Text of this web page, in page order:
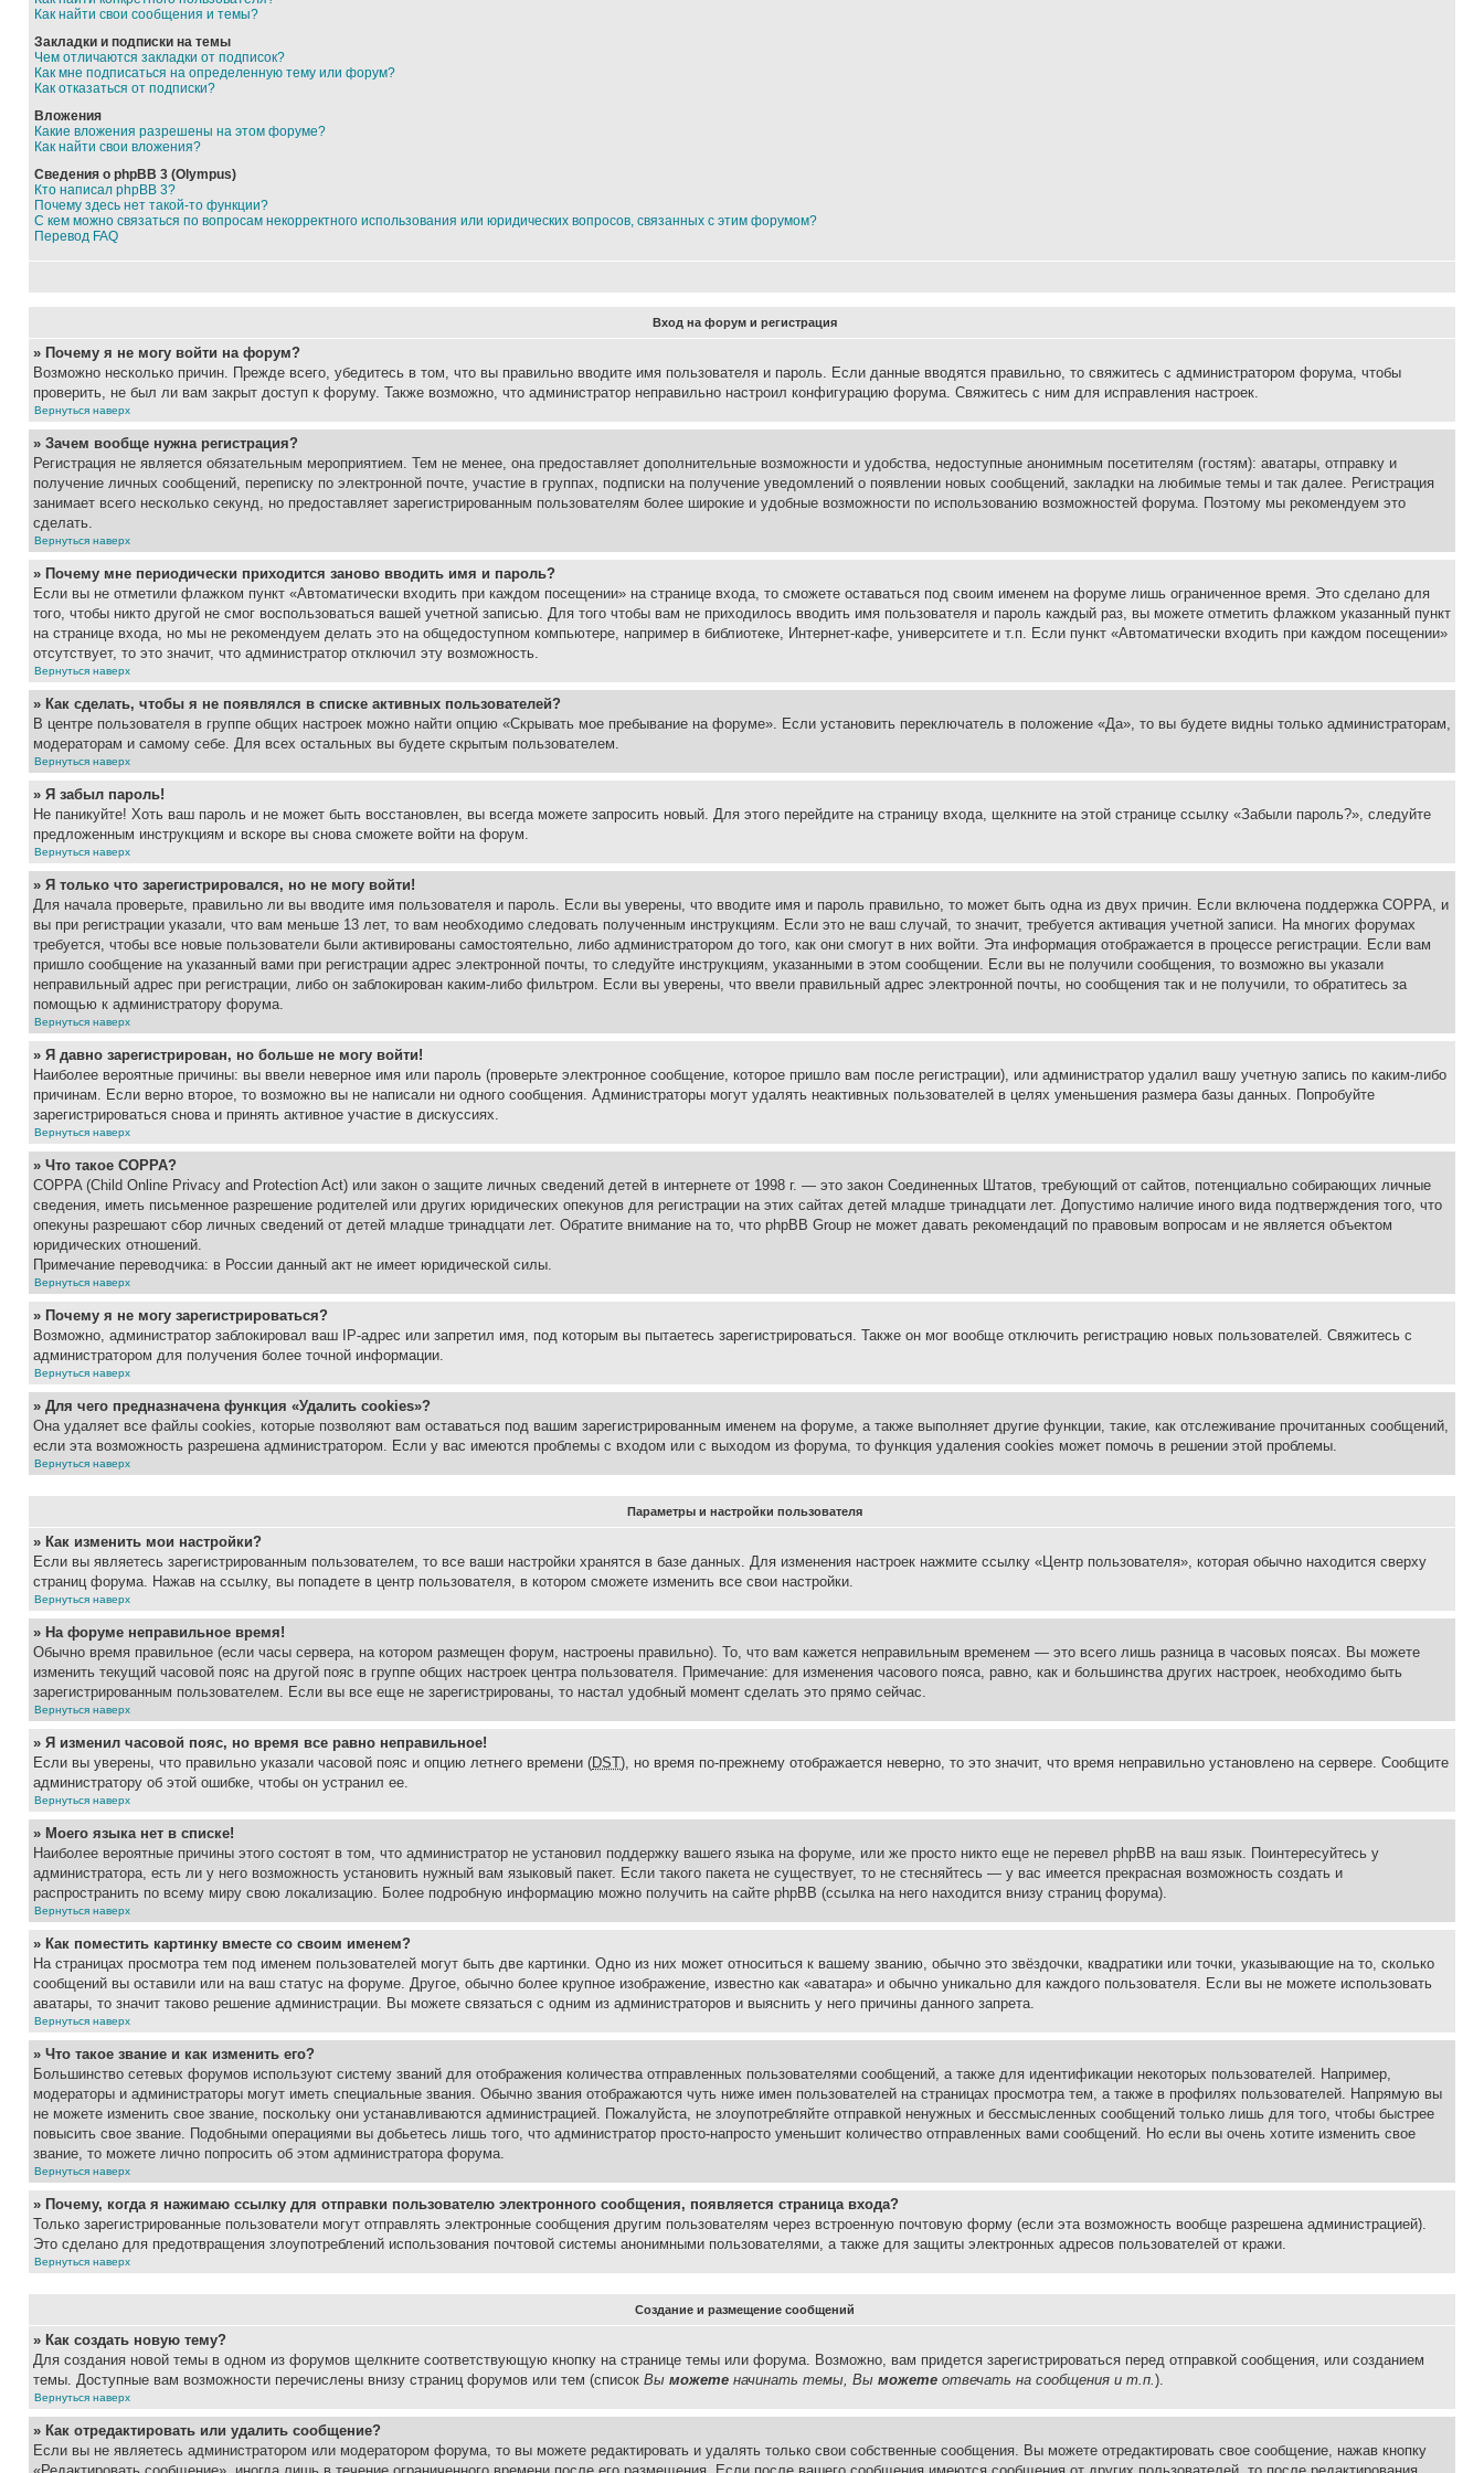
Как найти свои сообщения и темы?
Закладки и подписки на темы
Чем отличаются закладки от подписок?
Как мне подписаться на определенную тему или форум?
Как отказаться от подписки?
Вложения
Какие вложения разрешены на этом форуме?
Как найти свои вложения?
Сведения о phpBB 3 (Olympus)
Кто написал phpBB 3?
Почему здесь нет такой-то функции?
С кем можно связаться по вопросам некорректного использования или юридических вопросов, связанных с этим форумом?
Перевод FAQ
Вход на форум и регистрация
» Почему я не могу войти на форум?
Возможно несколько причин. Прежде всего, убедитесь в том, что вы правильно вводите имя пользователя и пароль. Если данные вводятся правильно, то свяжитесь с администратором форума, чтобы
проверить, не был ли вам закрыт доступ к форуму. Также возможно, что администратор неправильно настроил конфигурацию форума. Свяжитесь с ним для исправления настроек.
Вернуться наверх
» Зачем вообще нужна регистрация?
Регистрация не является обязательным мероприятием. Тем не менее, она предоставляет дополнительные возможности и удобства, недоступные анонимным посетителям (гостям): аватары, отправку и
получение личных сообщений, переписку по электронной почте, участие в группах, подписки на получение уведомлений о появлении новых сообщений, закладки на любимые темы и так далее. Регистрация
занимает всего несколько секунд, но предоставляет зарегистрированным пользователям более широкие и удобные возможности по использованию возможностей форума. Поэтому мы рекомендуем это
сделать.
Вернуться наверх
» Почему мне периодически приходится заново вводить имя и пароль?
Если вы не отметили флажком пункт «Автоматически входить при каждом посещении» на странице входа, то сможете оставаться под своим именем на форуме лишь ограниченное время. Это сделано для
того, чтобы никто другой не смог воспользоваться вашей учетной записью. Для того чтобы вам не приходилось вводить имя пользователя и пароль каждый раз, вы можете отметить флажком указанный пункт
на странице входа, но мы не рекомендуем делать это на общедоступном компьютере, например в библиотеке, Интернет-кафе, университете и т.п. Если пункт «Автоматически входить при каждом посещении»
отсутствует, то это значит, что администратор отключил эту возможность.
Вернуться наверх
» Как сделать, чтобы я не появлялся в списке активных пользователей?
В центре пользователя в группе общих настроек можно найти опцию «Скрывать мое пребывание на форуме». Если установить переключатель в положение «Да», то вы будете видны только администраторам,
модераторам и самому себе. Для всех остальных вы будете скрытым пользователем.
Вернуться наверх
» Я забыл пароль!
Не паникуйте! Хоть ваш пароль и не может быть восстановлен, вы всегда можете запросить новый. Для этого перейдите на страницу входа, щелкните на этой странице ссылку «Забыли пароль?», следуйте
предложенным инструкциям и вскоре вы снова сможете войти на форум.
Вернуться наверх
» Я только что зарегистрировался, но не могу войти!
Для начала проверьте, правильно ли вы вводите имя пользователя и пароль. Если вы уверены, что вводите имя и пароль правильно, то может быть одна из двух причин. Если включена поддержка COPPA, и
вы при регистрации указали, что вам меньше 13 лет, то вам необходимо следовать полученным инструкциям. Если это не ваш случай, то значит, требуется активация учетной записи. На многих форумах
требуется, чтобы все новые пользователи были активированы самостоятельно, либо администратором до того, как они смогут в них войти. Эта информация отображается в процессе регистрации. Если вам
пришло сообщение на указанный вами при регистрации адрес электронной почты, то следуйте инструкциям, указанными в этом сообщении. Если вы не получили сообщения, то возможно вы указали
неправильный адрес при регистрации, либо он заблокирован каким-либо фильтром. Если вы уверены, что ввели правильный адрес электронной почты, но сообщения так и не получили, то обратитесь за
помощью к администратору форума.
Вернуться наверх
» Я давно зарегистрирован, но больше не могу войти!
Наиболее вероятные причины: вы ввели неверное имя или пароль (проверьте электронное сообщение, которое пришло вам после регистрации), или администратор удалил вашу учетную запись по каким-либо
причинам. Если верно второе, то возможно вы не написали ни одного сообщения. Администраторы могут удалять неактивных пользователей в целях уменьшения размера базы данных. Попробуйте
зарегистрироваться снова и принять активное участие в дискуссиях.
Вернуться наверх
» Что такое COPPA?
COPPA (Child Online Privacy and Protection Act) или закон о защите личных сведений детей в интернете от 1998 г. — это закон Соединенных Штатов, требующий от сайтов, потенциально собирающих личные
сведения, иметь письменное разрешение родителей или других юридических опекунов для регистрации на этих сайтах детей младше тринадцати лет. Допустимо наличие иного вида подтверждения того, что
опекуны разрешают сбор личных сведений от детей младше тринадцати лет. Обратите внимание на то, что phpBB Group не может давать рекомендаций по правовым вопросам и не является объектом
юридических отношений.
Примечание переводчика: в России данный акт не имеет юридической силы.
Вернуться наверх
» Почему я не могу зарегистрироваться?
Возможно, администратор заблокировал ваш IP-адрес или запретил имя, под которым вы пытаетесь зарегистрироваться. Также он мог вообще отключить регистрацию новых пользователей. Свяжитесь с
администратором для получения более точной информации.
Вернуться наверх
» Для чего предназначена функция «Удалить cookies»?
Она удаляет все файлы cookies, которые позволяют вам оставаться под вашим зарегистрированным именем на форуме, а также выполняет другие функции, такие, как отслеживание прочитанных сообщений,
если эта возможность разрешена администратором. Если у вас имеются проблемы с входом или с выходом из форума, то функция удаления cookies может помочь в решении этой проблемы.
Вернуться наверх
Параметры и настройки пользователя
» Как изменить мои настройки?
Если вы являетесь зарегистрированным пользователем, то все ваши настройки хранятся в базе данных. Для изменения настроек нажмите ссылку «Центр пользователя», которая обычно находится сверху
страниц форума. Нажав на ссылку, вы попадете в центр пользователя, в котором сможете изменить все свои настройки.
Вернуться наверх
» На форуме неправильное время!
Обычно время правильное (если часы сервера, на котором размещен форум, настроены правильно). То, что вам кажется неправильным временем — это всего лишь разница в часовых поясах. Вы можете
изменить текущий часовой пояс на другой пояс в группе общих настроек центра пользователя. Примечание: для изменения часового пояса, равно, как и большинства других настроек, необходимо быть
зарегистрированным пользователем. Если вы все еще не зарегистрированы, то настал удобный момент сделать это прямо сейчас.
Вернуться наверх
» Я изменил часовой пояс, но время все равно неправильное!
Если вы уверены, что правильно указали часовой пояс и опцию летнего времени (DST), но время по-прежнему отображается неверно, то это значит, что время неправильно установлено на сервере. Сообщите
администратору об этой ошибке, чтобы он устранил ее.
Вернуться наверх
» Моего языка нет в списке!
Наиболее вероятные причины этого состоят в том, что администратор не установил поддержку вашего языка на форуме, или же просто никто еще не перевел phpBB на ваш язык. Поинтересуйтесь у
администратора, есть ли у него возможность установить нужный вам языковый пакет. Если такого пакета не существует, то не стесняйтесь — у вас имеется прекрасная возможность создать и
распространить по всему миру свою локализацию. Более подробную информацию можно получить на сайте phpBB (ссылка на него находится внизу страниц форума).
Вернуться наверх
» Как поместить картинку вместе со своим именем?
На страницах просмотра тем под именем пользователей могут быть две картинки. Одно из них может относиться к вашему званию, обычно это звёздочки, квадратики или точки, указывающие на то, сколько
сообщений вы оставили или на ваш статус на форуме. Другое, обычно более крупное изображение, известно как «аватара» и обычно уникально для каждого пользователя. Если вы не можете использовать
аватары, то значит таково решение администрации. Вы можете связаться с одним из администраторов и выяснить у него причины данного запрета.
Вернуться наверх
» Что такое звание и как изменить его?
Большинство сетевых форумов используют систему званий для отображения количества отправленных пользователями сообщений, а также для идентификации некоторых пользователей. Например,
модераторы и администраторы могут иметь специальные звания. Обычно звания отображаются чуть ниже имен пользователей на страницах просмотра тем, а также в профилях пользователей. Напрямую вы
не можете изменить свое звание, поскольку они устанавливаются администрацией. Пожалуйста, не злоупотребляйте отправкой ненужных и бессмысленных сообщений только лишь для того, чтобы быстрее
повысить свое звание. Подобными операциями вы добьетесь лишь того, что администратор просто-напросто уменьшит количество отправленных вами сообщений. Но если вы очень хотите изменить свое
звание, то можете лично попросить об этом администратора форума.
Вернуться наверх
» Почему, когда я нажимаю ссылку для отправки пользователю электронного сообщения, появляется страница входа?
Только зарегистрированные пользователи могут отправлять электронные сообщения другим пользователям через встроенную почтовую форму (если эта возможность вообще разрешена администрацией).
Это сделано для предотвращения злоупотреблений использования почтовой системы анонимными пользователями, а также для защиты электронных адресов пользователей от кражи.
Вернуться наверх
Создание и размещение сообщений
» Как создать новую тему?
Для создания новой темы в одном из форумов щелкните соответствующую кнопку на странице темы или форума. Возможно, вам придется зарегистрироваться перед отправкой сообщения, или созданием
темы. Доступные вам возможности перечислены внизу страниц форумов или тем (список Вы можете начинать темы, Вы можете отвечать на сообщения и т.п.).
Вернуться наверх
» Как отредактировать или удалить сообщение?
Если вы не являетесь администратором или модератором форума, то вы можете редактировать и удалять только свои собственные сообщения. Вы можете отредактировать свое сообщение, нажав кнопку